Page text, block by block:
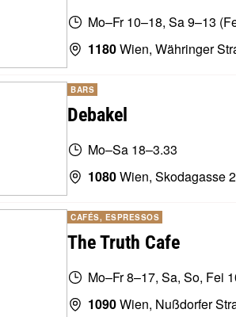
Mo–Fr 10–18, Sa 9–13
1180Wien, Währinger
BARS
Debakel
Mo–Sa 18–3.33
1080Wien, Skodagasse
CAFÉS, ESPRESSOS
The Truth Cafe
Mo–Fr 8–17, Sa, So, Fei
1090Wien, Nußdorfer